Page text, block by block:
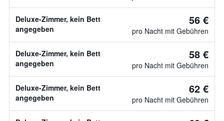
Deluxe-Zimmer, kein Bett
angegeben
56 €
pro Nacht mit Gebühren
Deluxe-Zimmer, kein Bett
angegeben
58 €
pro Nacht mit Gebühren
Deluxe-Zimmer, kein Bett
angegeben
62 €
pro Nacht mit Gebühren